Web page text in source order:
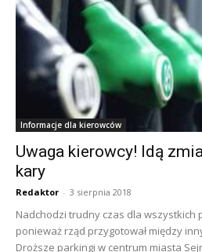
Informacje dla kierowców
Uwaga kierowcy! Idą
kary
Redaktor - 3 sierpnia 2018
Nadchodzi trudny czas dla wszystkich
ponieważ rząd przygotował między
Droższe parkingi w centrum miasta